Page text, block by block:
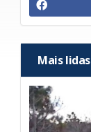
Mais lidas